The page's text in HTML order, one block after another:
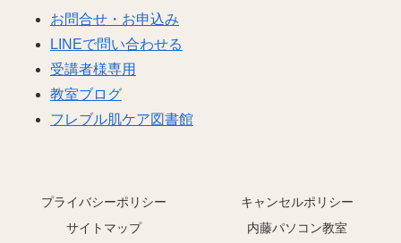
お問合せ・お申込み
LINEで問い合わせる
受講者様専用
教室ブログ
フレブル肌ケア図書館
プライバシーポリシー
キャンセルポリシー
サイトマップ
内藤パソコン教室